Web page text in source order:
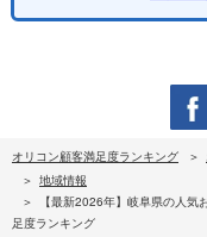
オリコン顧客満足度ランキング
地域情報
【最新2026年】岐阜県の人
足度ランキング